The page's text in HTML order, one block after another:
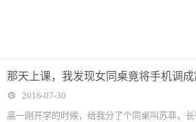
那天上课，我发现女同桌竟将手机调
2016-07-30
高一刚开学的时候，给我分了个同桌叫苏菲，